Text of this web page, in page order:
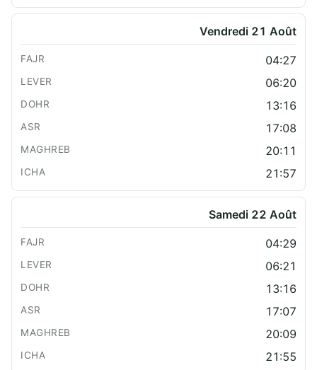
Vendredi 21 Août
04:27
06:20
13:16
17:08
20:11
21:57
Samedi 22 Août
04:29
06:21
13:16
17:07
20:09
21:55